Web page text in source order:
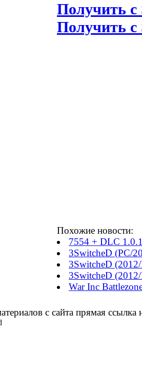
Получить с
Получить с
Похожие новости:
7554 + DLC
3SwitcheD (PC/
3SwitcheD
3SwitcheD
War Inc
с сайта прямая ссылка